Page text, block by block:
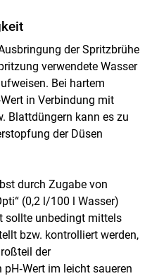
der Spritzbrühe
verwendete Wasser
Bei hartem
in Verbindung mit
Blattdüngern kann es zu
der Düsen
durch Zugabe von
(0,2 l/100 l Wasser)
sollte unbedingt mittels
bzw. kontrolliert werden,
der
im leicht saueren